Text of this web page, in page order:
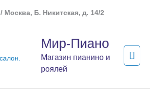
/ Москва, Б. Никитская, д. 14/2
Мир-Пиано
Магазин пианино и
роялей